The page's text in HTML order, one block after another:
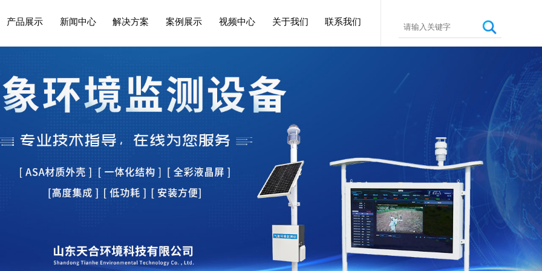
产品展示 新闻中心 解决方案 案例展示 视频中心 关于我们 联系我们